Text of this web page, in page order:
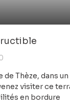
Thèze, dans un
visiter ce
en bordure